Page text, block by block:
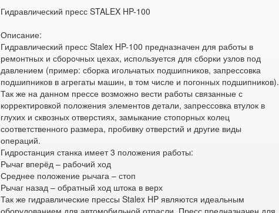
Гидравлический пресс STALEX HP-100
Описание:
Гидравлический пресс Stalex HP-100 предназначен для работы в
ремонтных и сборочных цехах, используется для сборки узлов под
давлением (пример: сборка игольчатых подшипников, запрессовка
подшипников в агрегаты машин, в том числе и погонных подшипников).
Так же на данном прессе возможно вести работы связанные с
корректировкой положения элементов детали, запрессовка втулок в
глухих и сквозных отверстиях, замыкание стопорных колец
соответственного размера, пробивку отверстий и другие виды
операций.
Гидростанция станка имеет 3 положения работы:
Рычаг вперёд – рабочий ход
Среднее положение рычага – стоп
Рычаг назад – обратный ход штока в верх
Так же гидравлические прессы Stalex HP являются идеальным
оборудованием для автомобильной отрасли. Пресс предназначен для